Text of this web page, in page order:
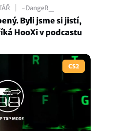
-DangeR_
Byli jsme si jistí,
HooXi v podcastu
CS2